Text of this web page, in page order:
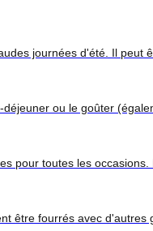
journées d'été. Il
ou le goûter
pour toutes les
être fourrés avec